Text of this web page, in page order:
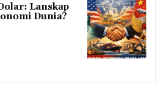
Lanskap
Dunia?